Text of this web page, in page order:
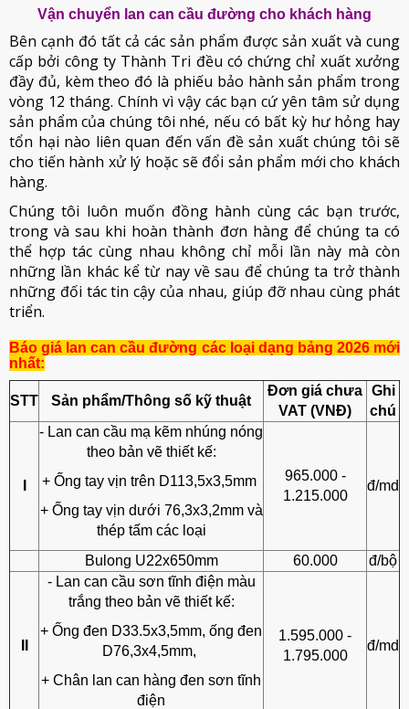
Vận chuyển lan can cầu đường cho khách hàng
Bên cạnh đó tất cả các sản phẩm được sản xuất và cung
cấp bởi công ty Thành Tri đều có chứng chỉ xuất xưởng
đầy đủ, kèm theo đó là phiếu bảo hành sản phẩm trong
vòng 12 tháng. Chính vì vậy các bạn cứ yên tâm sử dụng
sản phẩm của chúng tôi nhé, nếu có bất kỳ hư hỏng hay
tổn hại nào liên quan đến vấn đề sản xuất chúng tôi sẽ
cho tiến hành xử lý hoặc sẽ đổi sản phẩm mới cho khách
hàng.
Chúng tôi luôn muốn đồng hành cùng các bạn trước,
trong và sau khi hoàn thành đơn hàng để chúng ta có
thể hợp tác cùng nhau không chỉ mỗi lần này mà còn
những lần khác kể từ nay về sau để chúng ta trở thành
những đối tác tin cậy của nhau, giúp đỡ nhau cùng phát
triển.
Báo giá lan can cầu đường các loại dạng bảng 2026 mới
nhất:
STT Sản phẩm/Thông số kỹ thuật
Đơn giá chưa
VAT (VNĐ)
Ghi
chú
- Lan can cầu mạ kẽm nhúng nóng
theo bản vẽ thiết kế:
+ Ống tay vịn trên D113,5x3,5mm
+ Ống tay vịn dưới 76,3x3,2mm và
thép tấm các loại
965.000 -
1.215.000
đ/md
Bulong U22x650mm 60.000 đ/bộ
- Lan can cầu sơn tĩnh điện màu
trắng theo bản vẽ thiết kế:
+ Ống đen D33.5x3,5mm, ống đen
D76,3x4,5mm,
+ Chân lan can hàng đen sơn tĩnh
điện
1.595.000 -
1.795.000
đ/md